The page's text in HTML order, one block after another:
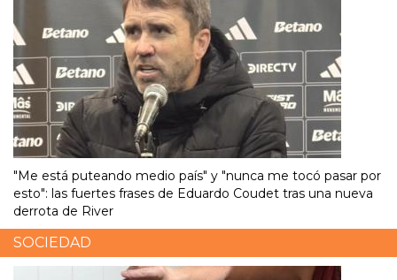
"Me está puteando medio país" y "nunca me tocó pasar por
esto": las fuertes frases de Eduardo Coudet tras una nueva
derrota de River
SOCIEDAD